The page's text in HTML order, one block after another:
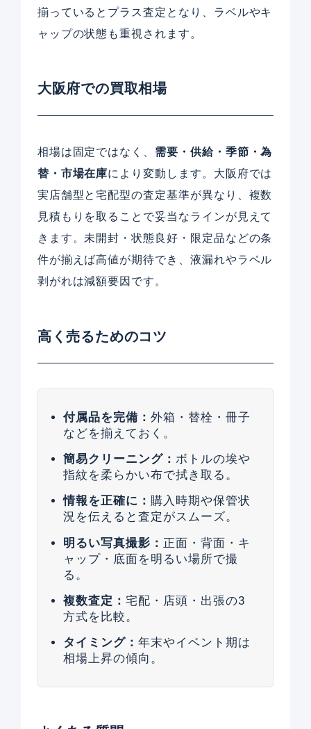
揃っているとプラス査定となり、ラベルやキ
ャップの状態も重視されます。
大阪府での買取相場
相場は固定ではなく、 需要・供給・季節・為
替・市場在庫により変動します。大阪府では
実店舗型と宅配型の査定基準が異なり、複数
見積もりを取ることで妥当なラインが見えて
きます。未開封・状態良好・限定品などの条
件が揃えば高値が期待でき、液漏れやラベル
剥がれは減額要因です。
高く売るためのコツ
付属品を完備： 外箱・替栓・冊子
などを揃えておく。
簡易クリーニング： ボトルの埃や
指紋を柔らかい布で拭き取る。
情報を正確に： 購入時期や保管状
況を伝えると査定がスムーズ。
明るい写真撮影： 正面・背面・キ
ャップ・底面を明るい場所で撮
る。
複数査定： 宅配・店頭・出張の3
方式を比較。
タイミング： 年末やイベント期は
相場上昇の傾向。